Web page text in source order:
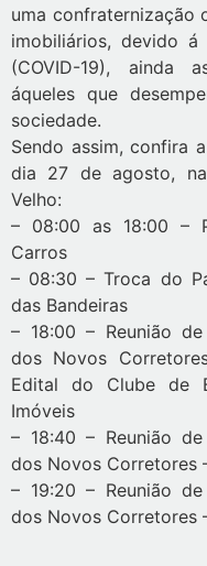
uma confraternização
imobiliários, devido
(COVID-19), ainda
áqueles que
sociedade.
Sendo assim, confira
dia 27 de agosto,
Velho:
– 08:00 as 18:00 –
Carros
– 08:30 – Troca do
das Bandeiras
– 18:00 – Reunião
dos Novos
Edital do Clube de
Imóveis
– 18:40 – Reunião
dos Novos Corretores
– 19:20 – Reunião
dos Novos Corretores